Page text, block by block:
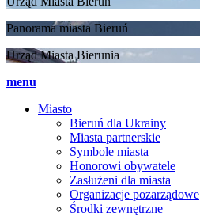
Panorama miasta Bieruń
Urząd Miasta Bierunia
menu
Miasto
Bieruń dla Ukrainy
Miasta partnerskie
Symbole miasta
Honorowi obywatele
Zasłużeni dla miasta
Organizacje pozarządowe
Środki zewnętrzne